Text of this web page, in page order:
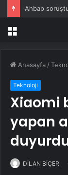
Menü
Anasayfa /
Teknoloji
Xiaomi
yapan
DİLAN BİÇER